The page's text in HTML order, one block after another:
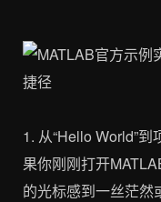
1. 从“Hello World”
果你刚刚打开
的光标感到一丝茫然